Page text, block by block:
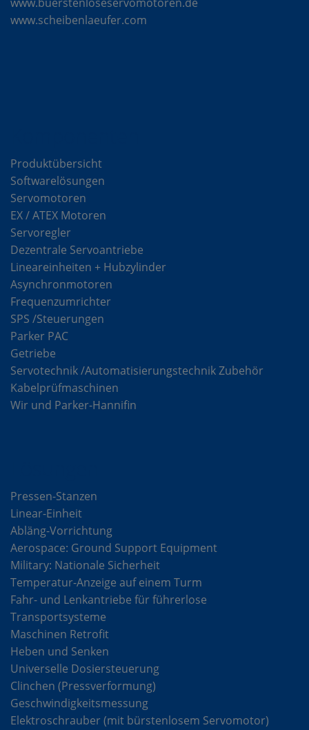
www.scheibenlaeufer.com
Produktübersicht
Softwarelösungen
Servomotoren
EX / ATEX Motoren
Servoregler
Dezentrale Servoantriebe
Lineareinheiten + Hubzylinder
Asynchronmotoren
Frequenzumrichter
SPS /Steuerungen
Parker PAC
Getriebe
Servotechnik /Automatisierungstechnik Zubehör
Kabelprüfmaschinen
Wir und Parker-Hannifin
Pressen-Stanzen
Linear-Einheit
Abläng-Vorrichtung
Aerospace: Ground Support Equipment
Military: Nationale Sicherheit
Temperatur-Anzeige auf einem Turm
Fahr- und Lenkantriebe für führerlose
Transportsysteme
Maschinen Retrofit
Heben und Senken
Universelle Dosiersteuerung
Clinchen (Pressverformung)
Geschwindigkeitsmessung
Elektroschrauber (mit bürstenlosem Servomotor)